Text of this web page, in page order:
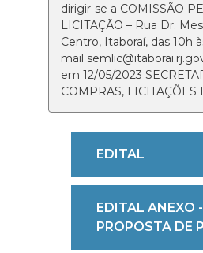
dirigir-se a COMISSÃO
LICITAÇÃO – Rua Dr.
Centro, Itaboraí, das 10h
mail
em 12/05/2023
COMPRAS, LICITAÇÕES
EDITAL
EDITAL ANEXO
PROPOSTA DE